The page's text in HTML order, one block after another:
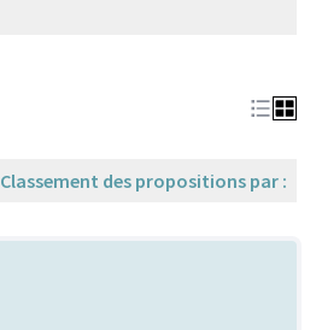
Classement des propositions par :